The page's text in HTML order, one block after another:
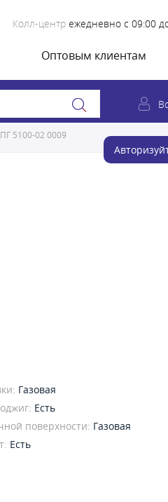
Колл-центр ежедневно с 09:00
Оптовым клиентам
5100-02 0009
Газовая
Есть
поверхности: Газовая
Есть